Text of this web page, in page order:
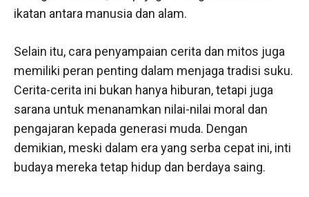
ikatan antara manusia dan alam.
Selain itu, cara penyampaian cerita dan mitos juga
memiliki peran penting dalam menjaga tradisi suku.
Cerita-cerita ini bukan hanya hiburan, tetapi juga
sarana untuk menanamkan nilai-nilai moral dan
pengajaran kepada generasi muda. Dengan
demikian, meski dalam era yang serba cepat ini, inti
budaya mereka tetap hidup dan berdaya saing.